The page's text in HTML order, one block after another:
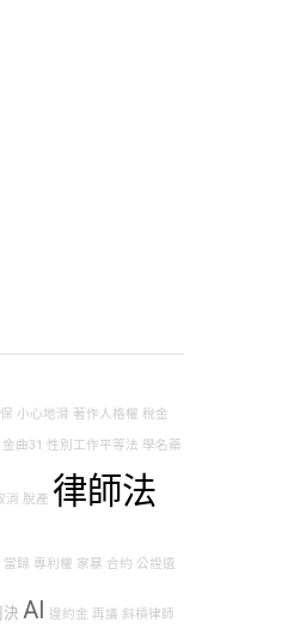
小心地滑 著作人格權 稅金
金曲31 性別工作平等法 學名藥
消 脫產 律師法
當歸 專利權 家暴 合約 公證遺
決 AI 違約金 再議 斜槓律師